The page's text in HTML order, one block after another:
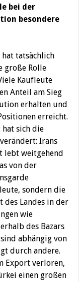
bei der
besondere
hat tatsächlich
große Rolle
Kaufleute
Anteil am Sieg
erhalten und
erreicht.
sich die
Irans
lebt weitgehend
von der
sondern die
des Landes in der
wie
des Bazars
abhängig von
durch andere.
Export verloren,
einen großen